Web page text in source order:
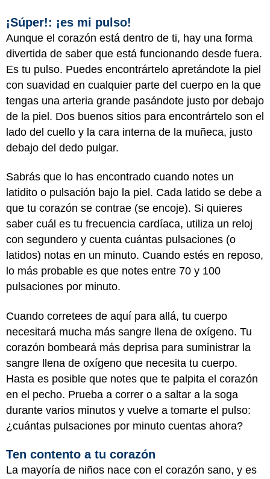
¡Súper!: ¡es mi pulso!
Aunque el corazón está dentro de ti, hay una forma
divertida de saber que está funcionando desde fuera.
Es tu pulso. Puedes encontrártelo apretándote la piel
con suavidad en cualquier parte del cuerpo en la que
tengas una arteria grande pasándote justo por debajo
de la piel. Dos buenos sitios para encontrártelo son el
lado del cuello y la cara interna de la muñeca, justo
debajo del dedo pulgar.
Sabrás que lo has encontrado cuando notes un
latidito o pulsación bajo la piel. Cada latido se debe a
que tu corazón se contrae (se encoje). Si quieres
saber cuál es tu frecuencia cardíaca, utiliza un reloj
con segundero y cuenta cuántas pulsaciones (o
latidos) notas en un minuto. Cuando estés en reposo,
lo más probable es que notes entre 70 y 100
pulsaciones por minuto.
Cuando corretees de aquí para allá, tu cuerpo
necesitará mucha más sangre llena de oxígeno. Tu
corazón bombeará más deprisa para suministrar la
sangre llena de oxígeno que necesita tu cuerpo.
Hasta es posible que notes que te palpita el corazón
en el pecho. Prueba a correr o a saltar a la soga
durante varios minutos y vuelve a tomarte el pulso:
¿cuántas pulsaciones por minuto cuentas ahora?
Ten contento a tu corazón
La mayoría de niños nace con el corazón sano, y es